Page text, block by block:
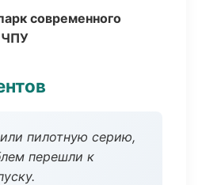
современного
ЧПУ
пилотную серию,
перешли к